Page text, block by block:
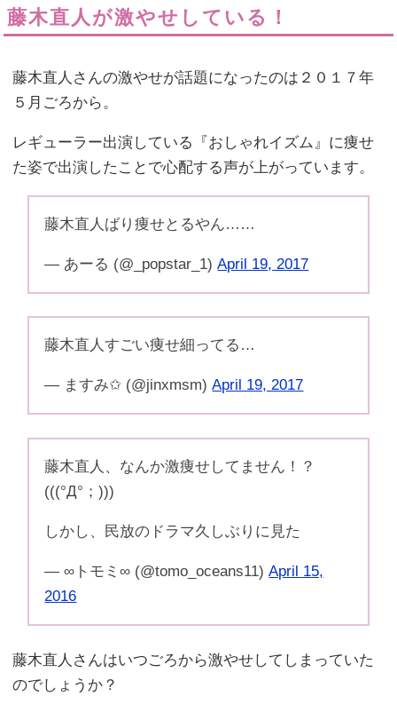
藤木直人が激やせしている！
藤木直人さんの激やせが話題になったのは２０１７年
５月ごろから。
レギューラー出演している『おしゃれイズム』に痩せ
た姿で出演したことで心配する声が上がっています。
藤木直人ばり痩せとるやん……
— あーる (@_popstar_1)April 19, 2017
藤木直人すごい痩せ細ってる…
— ますみ✩ (@jinxmsm)April 19, 2017
藤木直人、なんか激痩せしてません！？
(((°Д°；)))
しかし、民放のドラマ久しぶりに見た
— ∞トモミ∞ (@tomo_oceans11)April 15,
2016
藤木直人さんはいつごろから激やせしてしまっていた
のでしょうか？